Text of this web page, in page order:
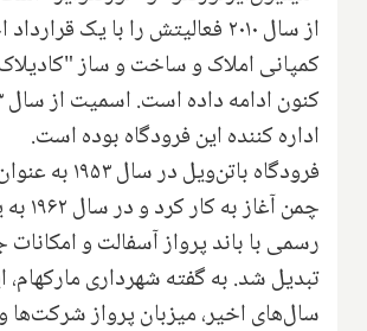
از سال ۲۰۱۰ فعالیتش را با یک
کمپانی املاک و ساخت و ساز
اداره کننده این فرودگاه بوده است.
فرودگاه باتن‌ویل
چمن
رسمی با باند پرواز آسفالت و امکانات
تبدیل شد. به گفته شهرداری مارکهام،
سال‌های اخیر، میزبان پرواز شرکت‌ها